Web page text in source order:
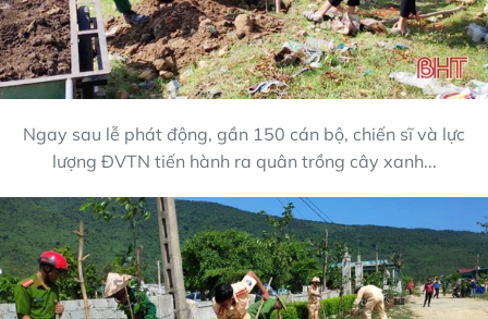
Ngay sau lễ phát động, gần 150 cán bộ, chiến sĩ và lực
lượng ĐVTN tiến hành ra quân trồng cây xanh...